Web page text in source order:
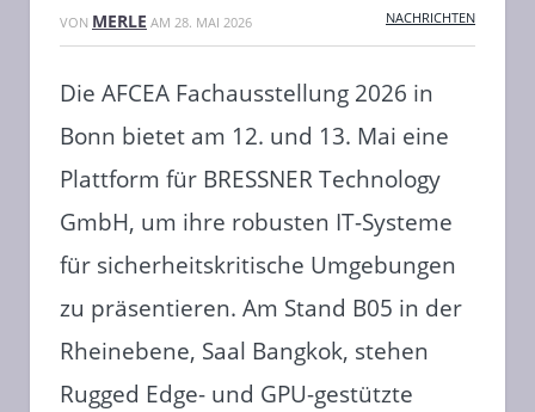
VON MERLE AM 28. MAI 2026 NACHRICHTEN
Die AFCEA Fachausstellung 2026 in
Bonn bietet am 12. und 13. Mai eine
Plattform für BRESSNER Technology
GmbH, um ihre robusten IT-Systeme
für sicherheitskritische Umgebungen
zu präsentieren. Am Stand B05 in der
Rheinebene, Saal Bangkok, stehen
Rugged Edge- und GPU-gestützte